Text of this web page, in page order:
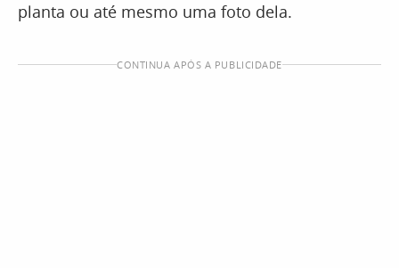
planta ou até mesmo uma foto dela.
CONTINUA APÓS A PUBLICIDADE